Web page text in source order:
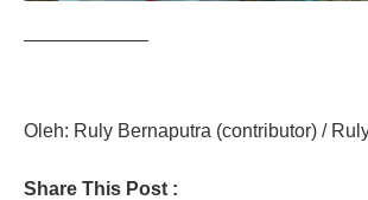
——————–
Oleh: Ruly Bernaputra (contributor) /
Share This Post :